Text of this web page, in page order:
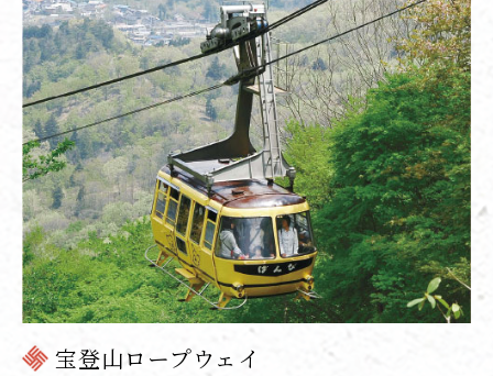
宝登山ロープウェイ